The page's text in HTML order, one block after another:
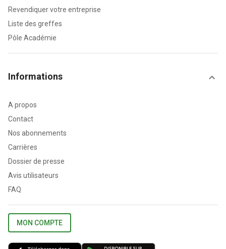
Revendiquer votre entreprise
Liste des greffes
Pôle Académie
Informations
A propos
Contact
Nos abonnements
Carrières
Dossier de presse
Avis utilisateurs
FAQ
MON COMPTE